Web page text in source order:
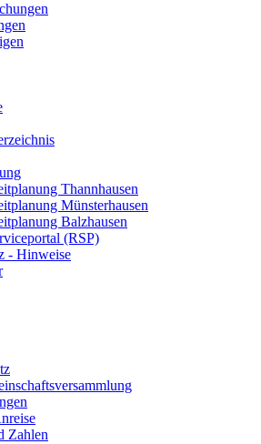
Thannhausen
Münsterhausen
Balzhausen
(RSP)
- Hinweise
Zahlen